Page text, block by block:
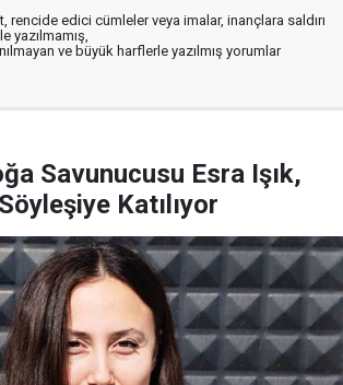
rencide edici cümleler veya imalar, inançlara saldırı
yazılmamış,
ve büyük harflerle yazılmış yorumlar
Savunucusu Esra Işık,
Katılıyor